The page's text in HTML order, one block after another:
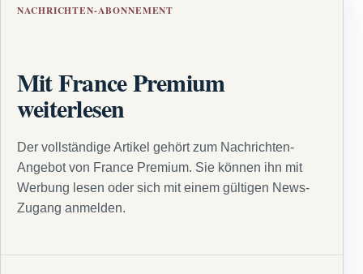
NACHRICHTEN-ABONNEMENT
Mit France Premium
weiterlesen
Der vollständige Artikel gehört zum Nachrichten-
Angebot von France Premium. Sie können ihn mit
Werbung lesen oder sich mit einem gültigen News-
Zugang anmelden.